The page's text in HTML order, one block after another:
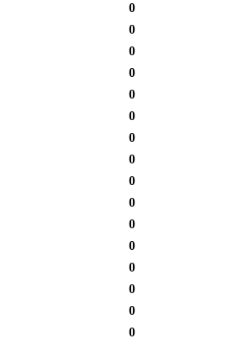
0
0
0
0
0
0
0
0
0
0
0
0
0
0
0
0